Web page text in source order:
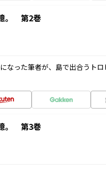
。 第2巻
なった筆者が、島で出合うト
。 第3巻